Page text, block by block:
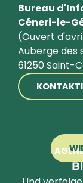
Bureau
Céneri-le-
(Ouvert
Auberge des
61250 Saint-